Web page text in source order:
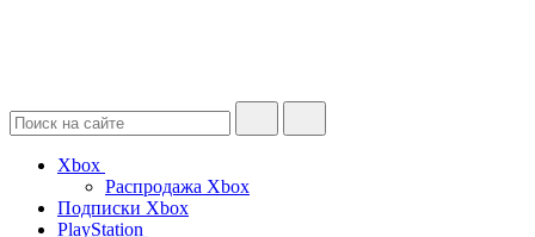
Xbox
Распродажа Xbox
Подписки Xbox
PlayStation